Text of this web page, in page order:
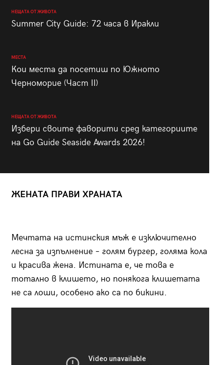
НЕЩАТА ОТ ЖИВОТА
Summer City Guide: 72 часа в Иракли
МЕСТА
Кои места да посетиш по Южното
Черноморие (Част II)
НЕЩАТА ОТ ЖИВОТА
Избери своите фаворити сред категориите
на Go Guide Seaside Awards 2026!
ЖЕНАТА ПРАВИ ХРАНАТА
Мечтата на истинския мъж е изключително
лесна за изпълнение – голям бургер, голяма кола
и красива жена. Истината е, че това е
тотално в клишето, но понякога клишетата
не са лоши, особено ако са по бикини.